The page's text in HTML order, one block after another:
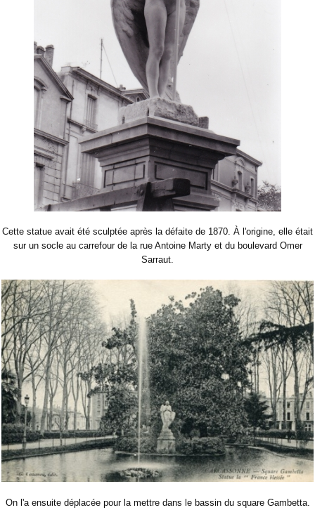
Cette statue avait été sculptée après la défaite de 1870. À l'origine, elle était
sur un socle au carrefour de la rue Antoine Marty et du boulevard Omer
Sarraut.
On l'a ensuite déplacée pour la mettre dans le bassin du square Gambetta.